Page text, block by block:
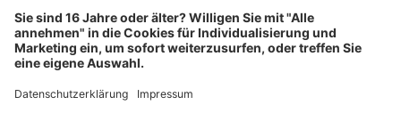
Über uns
Dehner Unternehmen
Jobs bei Dehner